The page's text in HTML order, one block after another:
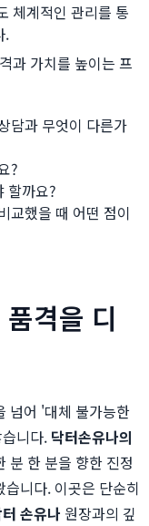
체계적인 관리를 통
.
과 가치를 높이는 프
담과 무엇이 다른가
?
할까요?
교했을 때 어떤 점이
격을 디
넘어 '대체 불가능한
니다. 닥터손유나의
분 한 분을 향한 진정
니다. 이곳은 단순히
손유나 원장과의 깊